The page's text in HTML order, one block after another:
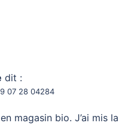
dit :
07 28 04284
magasin bio. J’ai mis la